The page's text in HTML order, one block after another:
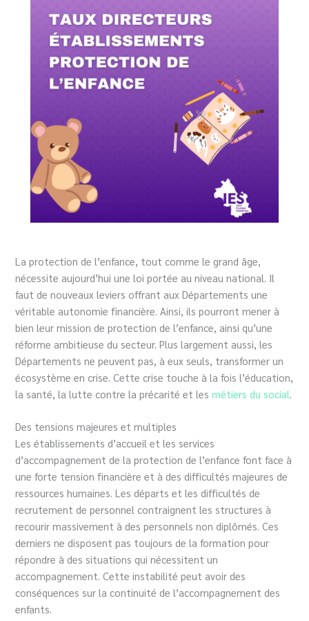
La protection de l’enfance, tout comme le grand âge,
nécessite aujourd’hui une loi portée au niveau national. Il
faut de nouveaux leviers offrant aux Départements une
véritable autonomie financière. Ainsi, ils pourront mener à
bien leur mission de protection de l’enfance, ainsi qu’une
réforme ambitieuse du secteur. Plus largement aussi, les
Départements ne peuvent pas, à eux seuls, transformer un
écosystème en crise. Cette crise touche à la fois l’éducation,
la santé, la lutte contre la précarité et lesmétiers du social.
Des tensions majeures et multiples
Les établissements d’accueil et les services
d’accompagnement de la protection de l’enfance font face à
une forte tension financière et à des difficultés majeures de
ressources humaines. Les départs et les difficultés de
recrutement de personnel contraignent les structures à
recourir massivement à des personnels non diplômés. Ces
derniers ne disposent pas toujours de la formation pour
répondre à des situations qui nécessitent un
accompagnement. Cette instabilité peut avoir des
conséquences sur la continuité de l’accompagnement des
enfants.